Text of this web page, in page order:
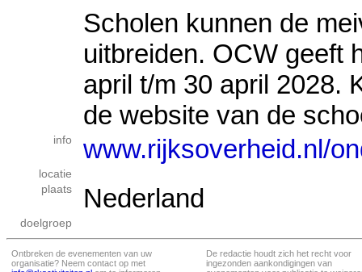
Scholen kunnen de
uitbreiden. OCW geeft
april t/m 30 april 2028.
de website van de
info www.rijksoverheid.nl/
locatie
plaats
Nederland
doelgroep
Ontbreken de evenementen van uw
organisatie? Neem contact op met
De redactie houdt zich het recht voor
ingezonden aankondigingen van